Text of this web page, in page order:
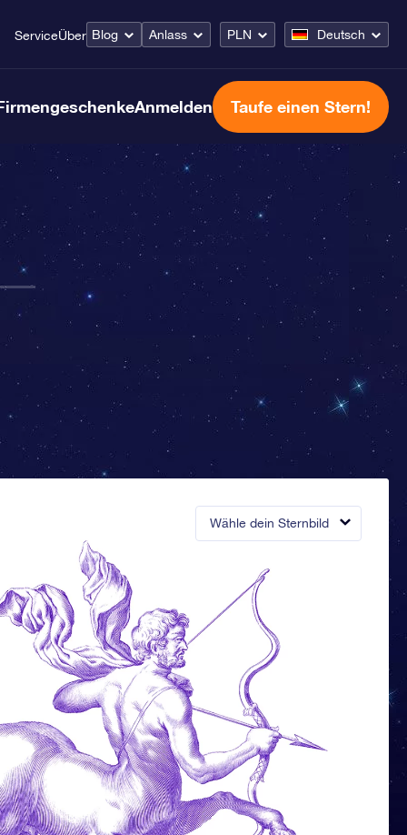
ServiceÜber Blog Anlass PLN Deutsch
Anmelden Taufe einen Stern!
Wähle dein Sternbild